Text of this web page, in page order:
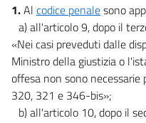
1.Al codice penalesono
a) all'articolo 9, dopo il
«Nei casi preveduti dalle
Ministro della giustizia o
offesa non sono
320, 321 e 346-bis»;
b) all'articolo 10, dopo il